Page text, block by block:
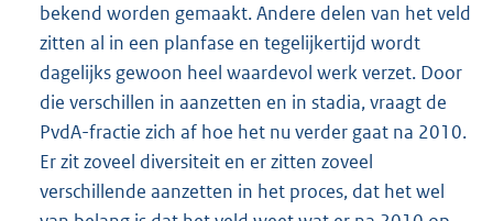
bekend worden gemaakt. Andere delen van het veld
zitten al in een planfase en tegelijkertijd wordt
dagelijks gewoon heel waardevol werk verzet. Door
die verschillen in aanzetten en in stadia, vraagt de
PvdA-fractie zich af hoe het nu verder gaat na 2010.
Er zit zoveel diversiteit en er zitten zoveel
verschillende aanzetten in het proces, dat het wel